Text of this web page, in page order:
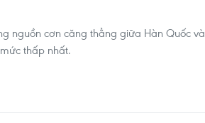
nguồn cơn căng thẳng giữa Hàn Quốc và
thấp nhất.